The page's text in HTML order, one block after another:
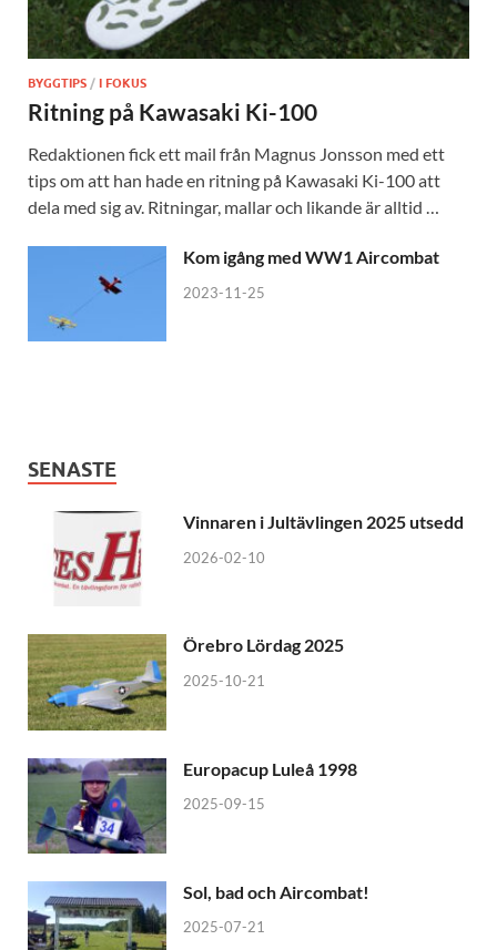
BYGGTIPS / I FOKUS
Ritning på Kawasaki Ki-100
Redaktionen fick ett mail från Magnus Jonsson med ett
tips om att han hade en ritning på Kawasaki Ki-100 att
dela med sig av. Ritningar, mallar och likande är alltid …
Kom igång med WW1 Aircombat
2023-11-25
SENASTE
Vinnaren i Jultävlingen 2025 utsedd
2026-02-10
Örebro Lördag 2025
2025-10-21
Europacup Luleå 1998
2025-09-15
Sol, bad och Aircombat!
2025-07-21